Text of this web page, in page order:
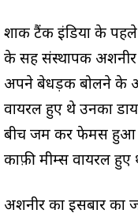
शार्क टैंक इंडिया के
के सह संस्थापक अशनीर
अपने बेधड़क बोलने के
वायरल हुए थे उनका
बीच जम कर फेमस हुआ
काफ़ी मीम्स वायरल हुए
अशनीर का इसबार का